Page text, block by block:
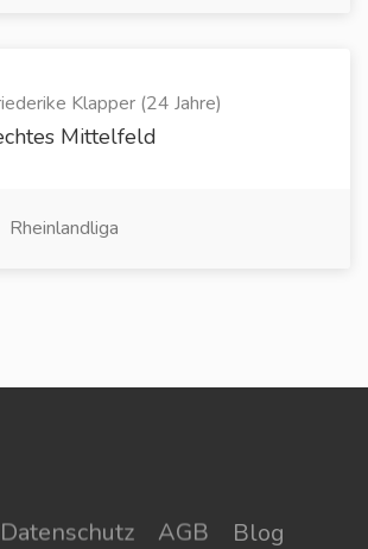
Klapper (24 Jahre)
Mittelfeld
Rheinlandliga
Datenschutz AGB Blog